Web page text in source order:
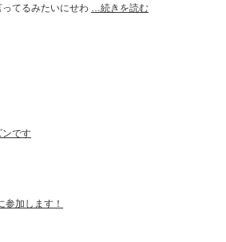
てるみたいにせわ
…続きを読む
ンです
参加します！